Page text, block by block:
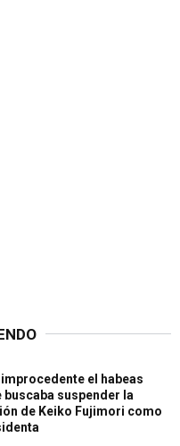
el habeas
buscaba suspender la
de Keiko Fujimori como